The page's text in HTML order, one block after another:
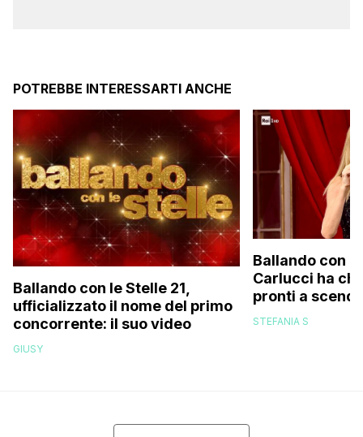
POTREBBE INTERESSARTI ANCHE
Ballando con le Stelle 21,
ufficializzato il nome del primo
concorrente: il suo video
GIUSY
Ballando con
Carlucci ha
pronti a
anche un
STEFANIA S